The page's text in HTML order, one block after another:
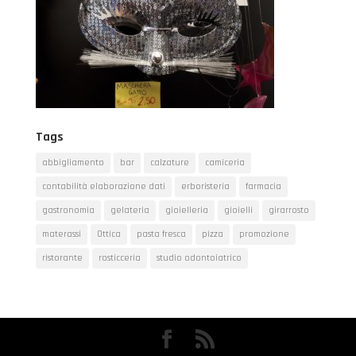
Tags
abbigliamento bar calzature
camiceria
contabilità elaborazione dati
erboristeria
farmacia
gastronomia
gelateria gioielleria gioielli
girarrosto
materassi
Ottica pasta fresca pizza
promozione
ristorante
rosticceria studio odontoiatrico